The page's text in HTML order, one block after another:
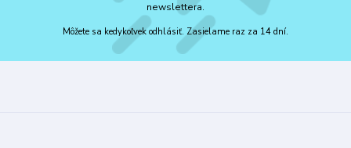
newslettera.
Môžete sa kedykoľvek odhlásiť. Zasielame raz za 14 dní.